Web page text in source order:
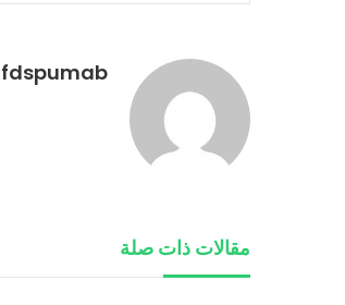
fdspumab
مقالات ذات صلة